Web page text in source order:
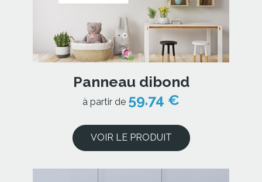
Panneau dibond
à partir de 59.74 €
VOIR LE PRODUIT